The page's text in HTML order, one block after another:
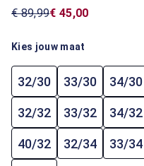
€ 89,99€ 45,00
Kies jouw maat
32/30 33/30 34/30
32/32 33/32 34/32
40/32 32/34 33/34